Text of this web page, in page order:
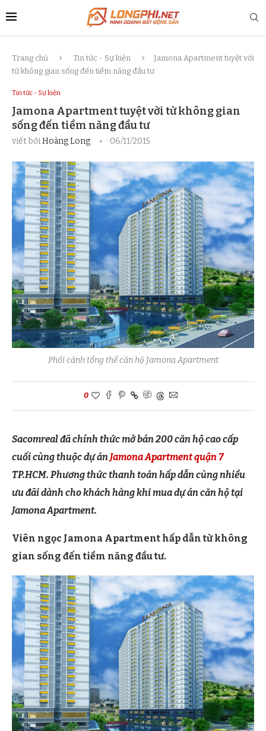
Trang chủ Tin tức - Sự kiện
Jamona Apartment tuyệt vời
từ không gian sống đến tiềm năng đầu tư
Tin tức - Sự kiện
Jamona Apartment tuyệt vời từ không gian
sống đến tiềm năng đầu tư
viết bởiHoàng Long 06/11/2015
Phối cảnh tổng thể căn hộ Jamona Apartment
0
Sacomreal đã chính thức mở bán 200 căn hộ cao cấp
cuối cùng thuộc dự ánJamona Apartment quận 7
TP.HCM. Phương thức thanh toán hấp dẫn cùng nhiều
ưu đãi dành cho khách hàng khi mua dự án căn hộ tại
Jamona Apartment.
Viên ngọc Jamona Apartment hấp dẫn từ không
gian sống đến tiềm năng đầu tư.